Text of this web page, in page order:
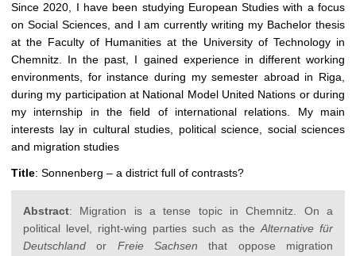
Since 2020, I have been studying European Studies with a focus
on Social Sciences, and I am currently writing my Bachelor thesis
at the Faculty of Humanities at the University of Technology in
Chemnitz. In the past, I gained experience in different working
environments, for instance during my semester abroad in Riga,
during my participation at National Model United Nations or during
my internship in the field of international relations. My main
interests lay in cultural studies, political science, social sciences
and migration studies
Title: Sonnenberg – a district full of contrasts?
Abstract: Migration is a tense topic in Chemnitz. On a
political level, right-wing parties such as theAlternative für
Deutschland or Freie Sachsen that oppose migration